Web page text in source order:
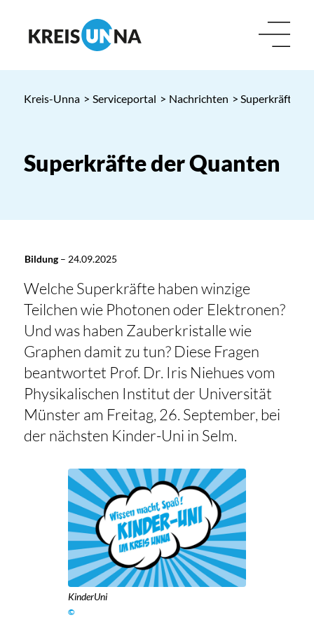
Kreis-Unna > Serviceportal > Nachrichten > Superkräfte
Superkräfte der Quanten
Bildung– 24.09.2025
Welche Superkräfte haben winzige
Teilchen wie Photonen oder Elektronen?
Und was haben Zauberkristalle wie
Graphen damit zu tun? Diese Fragen
beantwortet Prof. Dr. Iris Niehues vom
Physikalischen Institut der Universität
Münster am Freitag, 26. September, bei
der nächsten Kinder-Uni in Selm.
KinderUni
©